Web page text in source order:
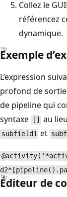
Collez le
référencez
dynamique.
Exemple
L’expression
profond de
de pipeline qui
syntaxe
[] au
subfield1 et
Éditeur de